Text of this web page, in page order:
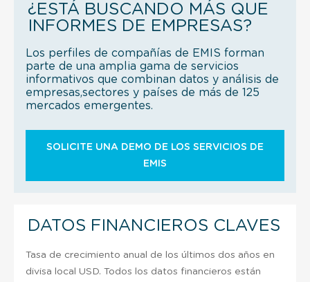
¿ESTÁ BUSCANDO MÁS QUE
INFORMES DE EMPRESAS?
Los perfiles de compañías de EMIS forman
parte de una amplia gama de servicios
informativos que combinan datos y análisis de
empresas,sectores y países de más de 125
mercados emergentes.
SOLICITE UNA DEMO DE LOS SERVICIOS DE
EMIS
DATOS FINANCIEROS CLAVES
Tasa de crecimiento anual de los últimos dos años en
divisa local USD. Todos los datos financieros están